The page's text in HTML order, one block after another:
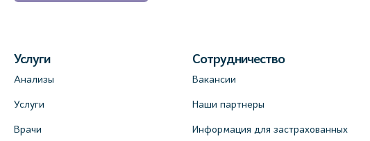
Услуги
Анализы
Услуги
Врачи
Сотрудничество
Вакансии
Наши партнеры
Информация для застрахованных